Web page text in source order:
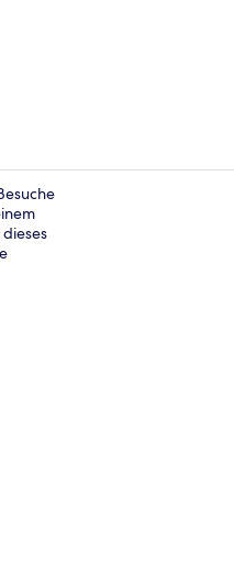
Innenbereich